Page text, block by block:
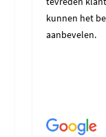
kunnen het
aanbevelen.